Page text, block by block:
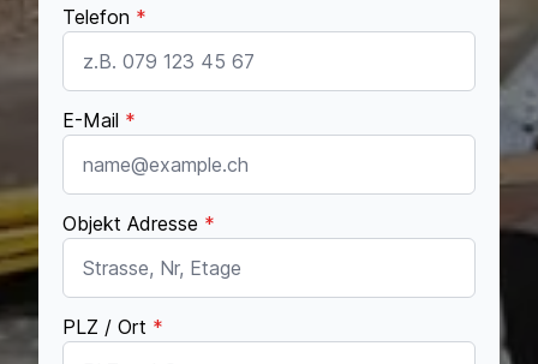
Telefon *
E-Mail *
Objekt Adresse *
PLZ / Ort *